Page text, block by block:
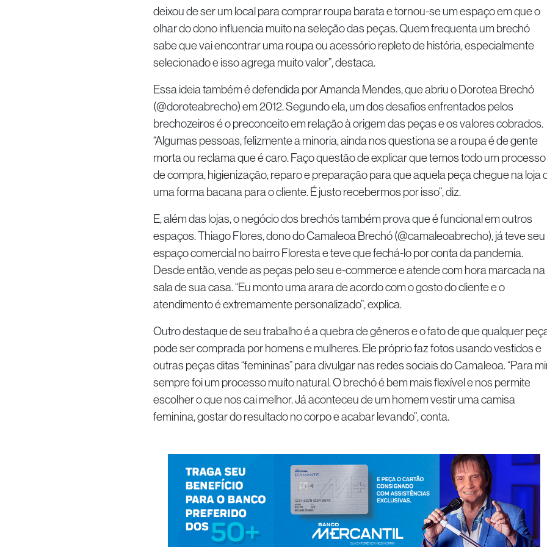
deixou de ser um local para comprar roupa barata e tornou-se um espaço em que o
olhar do dono influencia muito na seleção das peças. Quem frequenta um brechó
sabe que vai encontrar uma roupa ou acessório repleto de história, especialmente
selecionado e isso agrega muito valor”, destaca.
Essa ideia também é defendida por Amanda Mendes, que abriu o Dorotea Brechó
(@doroteabrecho) em 2012. Segundo ela, um dos desafios enfrentados pelos
brechozeiros é o preconceito em relação à origem das peças e os valores cobrados.
“Algumas pessoas, felizmente a minoria, ainda nos questiona se a roupa é de gente
morta ou reclama que é caro. Faço questão de explicar que temos todo um processo
de compra, higienização, reparo e preparação para que aquela peça chegue na loja
uma forma bacana para o cliente. É justo recebermos por isso”, diz.
E, além das lojas, o negócio dos brechós também prova que é funcional em outros
espaços. Thiago Flores, dono do Camaleoa Brechó (@camaleoabrecho), já teve seu
espaço comercial no bairro Floresta e teve que fechá-lo por conta da pandemia.
Desde então, vende as peças pelo seu e-commerce e atende com hora marcada na
sala de sua casa. “Eu monto uma arara de acordo com o gosto do cliente e o
atendimento é extremamente personalizado”, explica.
Outro destaque de seu trabalho é a quebra de gêneros e o fato de que qualquer
pode ser comprada por homens e mulheres. Ele próprio faz fotos usando vestidos e
outras peças ditas “femininas” para divulgar nas redes sociais do Camaleoa. “Para
sempre foi um processo muito natural. O brechó é bem mais flexível e nos permite
escolher o que nos cai melhor. Já aconteceu de um homem vestir uma camisa
feminina, gostar do resultado no corpo e acabar levando”, conta.